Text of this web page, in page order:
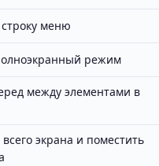
меню
режим
между элементами в
экрана и поместить